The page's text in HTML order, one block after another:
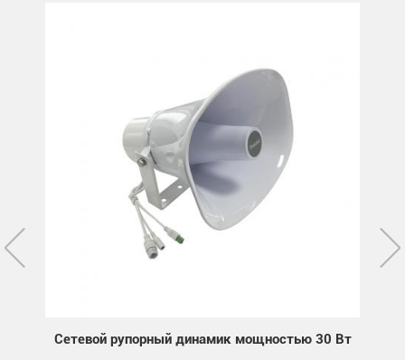
15Вт серый SIP рупорный динамик для улицы